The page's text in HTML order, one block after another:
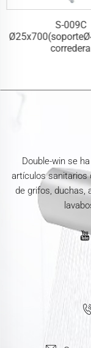
S-009C
corredera
Double-win se
artículos sanitarios
de grifos, duchas,